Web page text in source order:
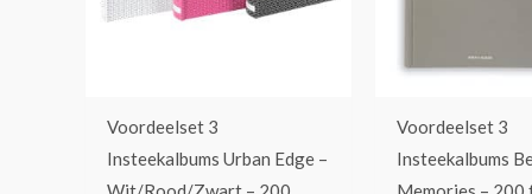
Voordeelset 3
Insteekalbums Urban Edge –
Voordeelset 3
Insteekalbums